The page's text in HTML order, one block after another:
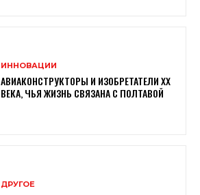
ИННОВАЦИИ
АВИАКОНСТРУКТОРЫ И ИЗОБРЕТАТЕЛИ XX
ВЕКА, ЧЬЯ ЖИЗНЬ СВЯЗАНА С ПОЛТАВОЙ
ДРУГОЕ